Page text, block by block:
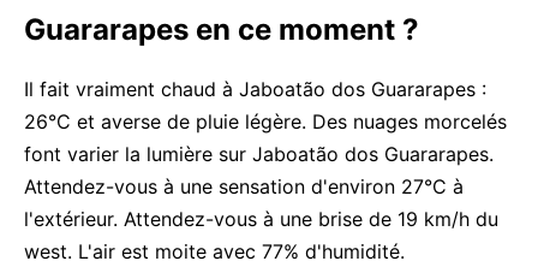
Guararapes en ce moment ?
Il fait vraiment chaud à Jaboatão dos Guararapes :
26°C et averse de pluie légère. Des nuages morcelés
font varier la lumière sur Jaboatão dos Guararapes.
Attendez-vous à une sensation d'environ 27°C à
l'extérieur. Attendez-vous à une brise de 19 km/h du
west. L'air est moite avec 77% d'humidité.